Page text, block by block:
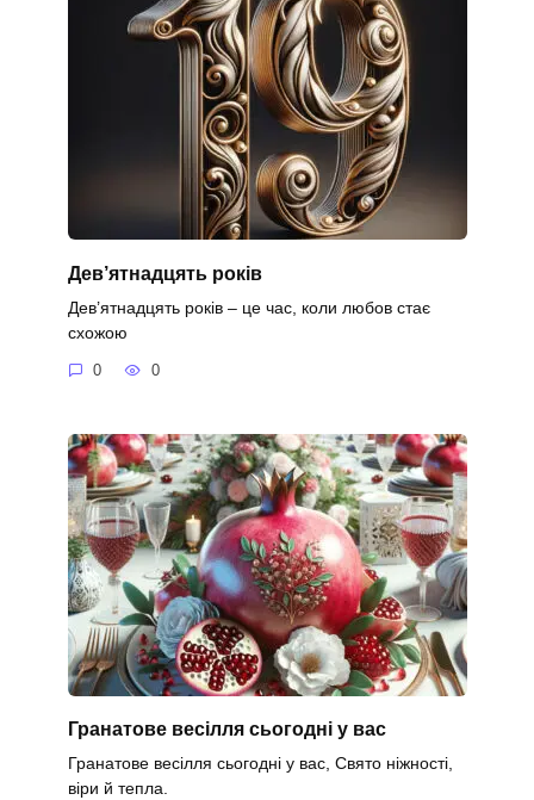
Дев’ятнадцять років
Дев’ятнадцять років – це час, коли любов стає
схожою
0 0
Гранатове весілля сьогодні у вас
Гранатове весілля сьогодні у вас, Свято ніжності,
віри й тепла.